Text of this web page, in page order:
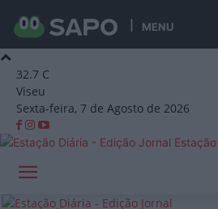
MENU
32.7 C
Viseu
Sexta-feira, 7 de Agosto de 2026